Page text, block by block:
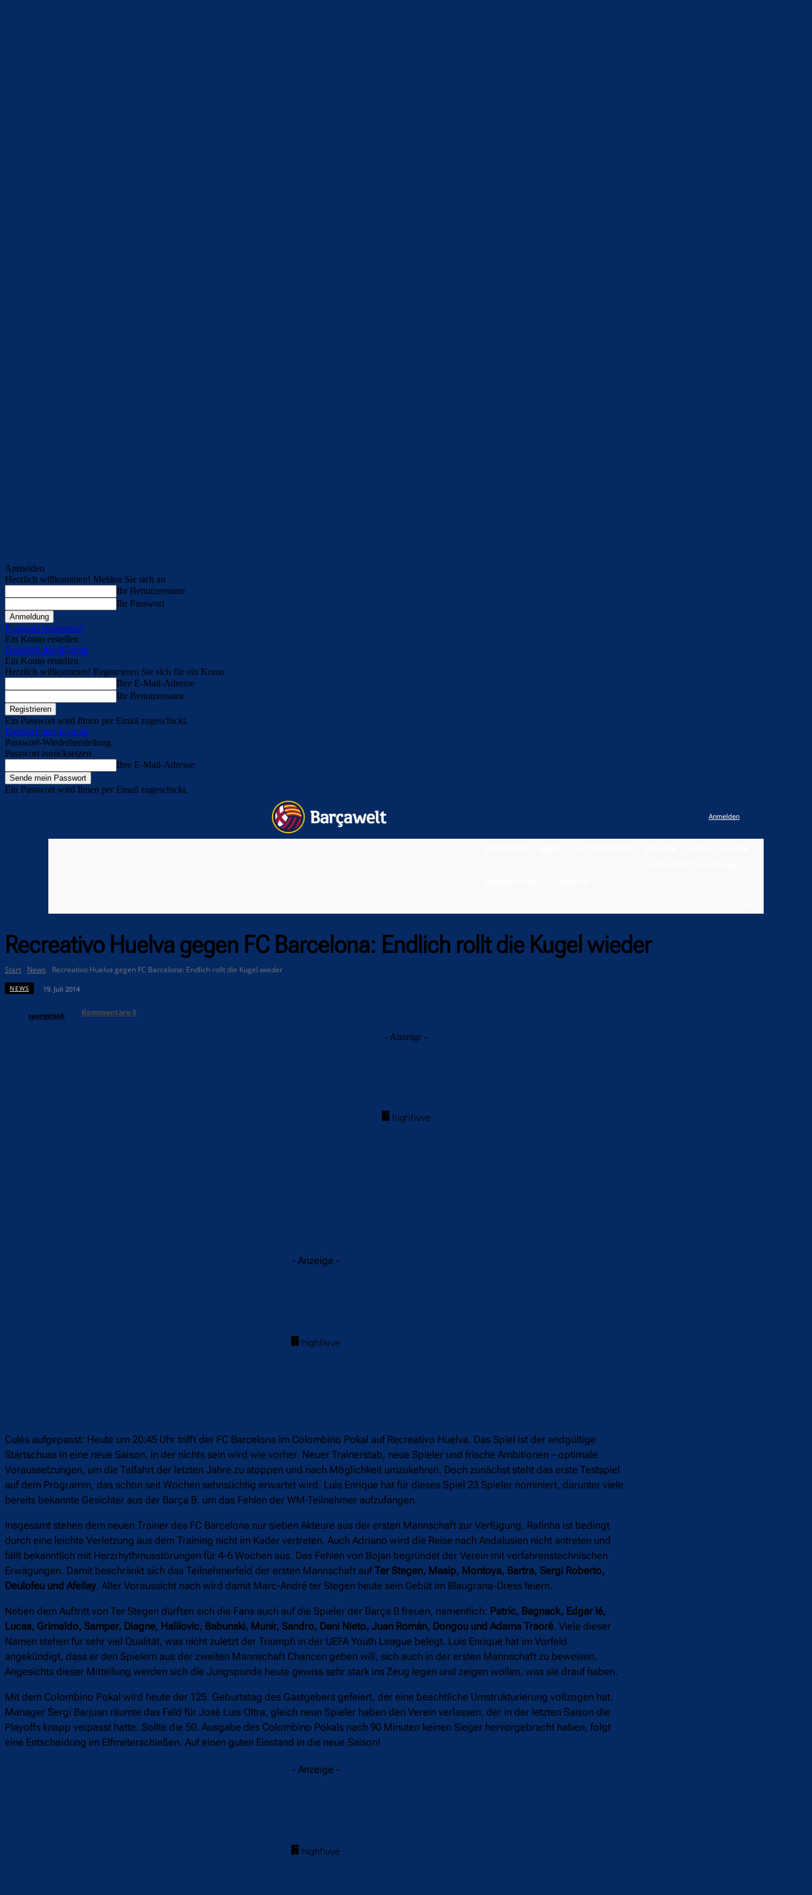
Anmelden
Herzlich willkommen! Melden Sie sich an
Ihr Benutzername
Ihr Passwort
Passwort vergessen?
Ein Konto erstellen
Datenschutzerklärung
Ein Konto erstellen
Herzlich willkommen! Registrieren Sie sich für ein Konto
Ihre E-Mail-Adresse
Ihr Benutzername
Ein Passwort wird Ihnen per Email zugeschickt.
Datenschutzerklärung
Passwort-Wiederherstellung
Passwort zurücksetzen
Ihre E-Mail-Adresse
Ein Passwort wird Ihnen per Email zugeschickt.
Anmelden
Recreativo Huelva gegen FC Barcelona: Endlich rollt die Kugel wieder
Start News Recreativo Huelva gegen FC Barcelona: Endlich rollt die Kugel wieder
NEWS 19. Juli 2014
spongebob Kommentare0
- Anzeige -
- Anzeige -
Culés aufgepasst: Heute um 20:45 Uhr trifft der FC Barcelona im Colombino Pokal auf Recreativo Huelva. Das Spiel ist der endgültige
Startschuss in eine neue Saison, in der nichts sein wird wie vorher. Neuer Trainerstab, neue Spieler und frische Ambitionen – optimale
Voraussetzungen, um die Talfahrt der letzten Jahre zu stoppen und nach Möglichkeit umzukehren. Doch zunächst steht das erste Testspiel
auf dem Programm, das schon seit Wochen sehnsüchtig erwartet wird. Luis Enrique hat für dieses Spiel 23 Spieler nominiert, darunter viele
bereits bekannte Gesichter aus der Barça B, um das Fehlen der WM-Teilnehmer aufzufangen.
Insgesamt stehen dem neuen Trainer des FC Barcelona nur sieben Akteure aus der ersten Mannschaft zur Verfügung. Rafinha ist bedingt
durch eine leichte Verletzung aus dem Training nicht im Kader vertreten. Auch Adriano wird die Reise nach Andalusien nicht antreten und
fällt bekanntlich mit Herzrhythmusstörungen für 4-6 Wochen aus. Das Fehlen von Bojan begründet der Verein mit verfahrenstechnischen
Erwägungen. Damit beschränkt sich das Teilnehmerfeld der ersten Mannschaft aufTer Stegen, Masip, Montoya, Bartra, Sergi Roberto,
Deulofeu und Afellay. Aller Voraussicht nach wird damit Marc-André ter Stegen heute sein Debüt im Blaugrana-Dress feiern.
Neben dem Auftritt von Ter Stegen dürften sich die Fans auch auf die Spieler der Barça B freuen, namentlich: Patric, Bagnack, Edgar Ié,
Lucas, Grimaldo, Samper, Diagne, Halilovic, Babunski, Munir, Sandro, Dani Nieto, Juan Román, Dongou und Adama Traoré. Viele dieser
Namen stehen für sehr viel Qualität, was nicht zuletzt der Triumph in der UEFA Youth League belegt. Luis Enrique hat im Vorfeld
angekündigt, dass er den Spielern aus der zweiten Mannschaft Chancen geben will, sich auch in der ersten Mannschaft zu beweisen.
Angesichts dieser Mitteilung werden sich die Jungspunde heute gewiss sehr stark ins Zeug legen und zeigen wollen, was sie drauf haben.
Mit dem Colombino Pokal wird heute der 125. Geburtstag des Gastgebers gefeiert, der eine beachtliche Umstrukturierung vollzogen hat.
Manager Sergi Barjuan räumte das Feld für José Luis Oltra, gleich neun Spieler haben den Verein verlassen, der in der letzten Saison die
Playoffs knapp verpasst hatte. Sollte die 50. Ausgabe des Colombino Pokals nach 90 Minuten keinen Sieger hervorgebracht haben, folgt
eine Entscheidung im Elfmeterschießen. Auf einen guten Einstand in die neue Saison!
- Anzeige -